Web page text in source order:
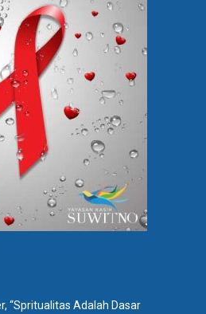
“Spritualitas Adalah Dasar